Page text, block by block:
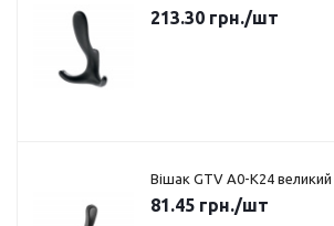
213.30 грн./шт
Вішак GTV A0-K24
81.45 грн./шт